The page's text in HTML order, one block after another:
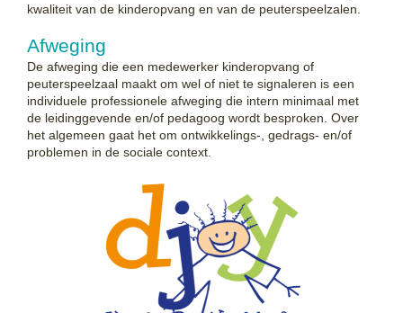
kwaliteit van de kinderopvang en van de peuterspeelzalen.
Afweging
De afweging die een medewerker kinderopvang of
peuterspeelzaal maakt om wel of niet te signaleren is een
individuele professionele afweging die intern minimaal met
de leidinggevende en/of pedagoog wordt besproken. Over
het algemeen gaat het om ontwikkelings‐, gedrags‐ en/of
problemen in de sociale context.